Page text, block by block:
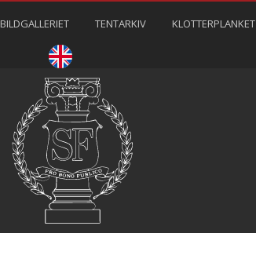
BILDGALLERIET TENTARKIV KLOTTERPLANKET
⠀⠀⠀